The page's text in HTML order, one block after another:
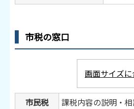
市税の窓口
画面サイズ
市民税
課税内容の説明・